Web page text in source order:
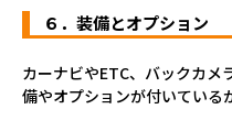
６．装備とオプション
カーナビやETC、バックカメ
備やオプションが付いている